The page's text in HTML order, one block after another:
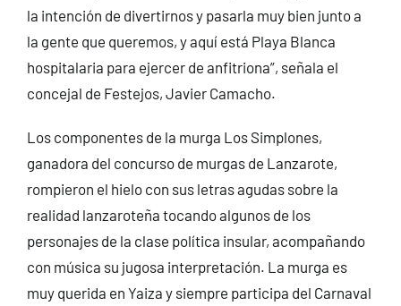
la intención de divertirnos y pasarla muy bien junto a
la gente que queremos, y aquí está Playa Blanca
hospitalaria para ejercer de anfitriona”, señala el
concejal de Festejos, Javier Camacho.
Los componentes de la murga Los Simplones,
ganadora del concurso de murgas de Lanzarote,
rompieron el hielo con sus letras agudas sobre la
realidad lanzaroteña tocando algunos de los
personajes de la clase política insular, acompañando
con música su jugosa interpretación. La murga es
muy querida en Yaiza y siempre participa del Carnaval